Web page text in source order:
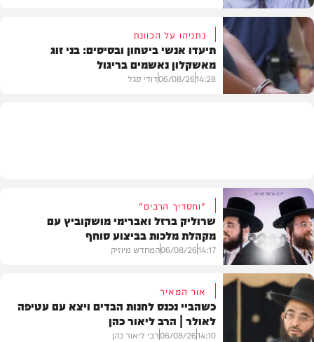
פוליטי
נתניהו על הכוונת
תיעדו אנשי ביטחון ובסיסים: בני זוג
מאשקלון נאשמים בריגול
14:28
06/08/26דודי סגל
סינגלים
"וחסדיך הרבים"
שרוליק ברזל ואברימי מושקוביץ עם
מקהלת מלכות בביצוע סוחף
14:17
06/08/26המחדש מיוזיק
אור המאיר
כשהביי נכנס לחנות הבדים ויצא עם עטיפה
לאולר | הרב ליאור כהן
14:10
06/08/26רבי ליאור כהן